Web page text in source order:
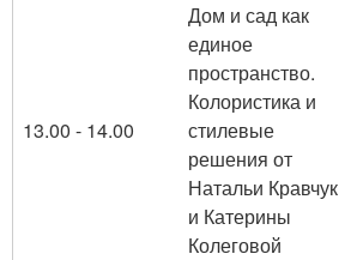
13.00 - 14.00
Дом и сад как
единое
пространство.
Колористика и
стилевые
решения от
Натальи Кравчук
и Катерины
Колеговой